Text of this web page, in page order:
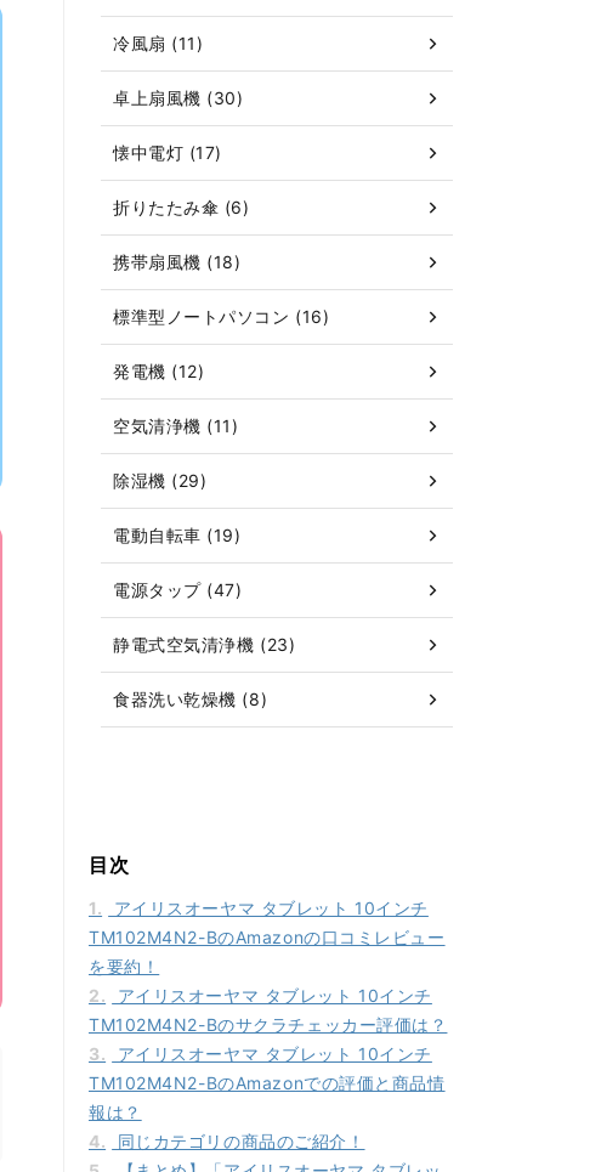
冷風扇 (11)
卓上扇風機 (30)
懐中電灯 (17)
折りたたみ傘 (6)
携帯扇風機 (18)
標準型ノートパソコン (16)
発電機 (12)
空気清浄機 (11)
除湿機 (29)
電動自転車 (19)
電源タップ (47)
静電式空気清浄機 (23)
食器洗い乾燥機 (8)
目次
1.
アイリスオーヤマ タブレット 10インチ
TM102M4N2-BのAmazonの口コミレビュー
を要約！
2.
アイリスオーヤマ タブレット 10インチ
TM102M4N2-Bのサクラチェッカー評価は？
3.
アイリスオーヤマ タブレット 10インチ
TM102M4N2-BのAmazonでの評価と商品情
報は？
4.
同じカテゴリの商品のご紹介！